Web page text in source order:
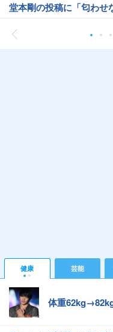
堂本剛の投稿に「匂わせ
健康 芸能
体重